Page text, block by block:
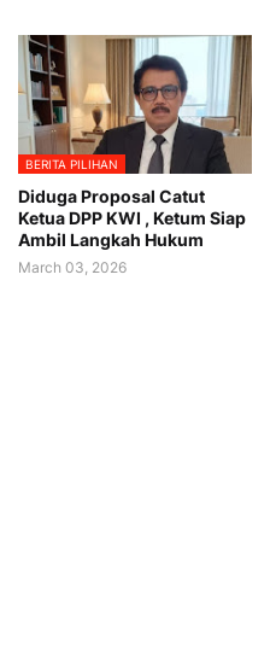
BERITA PILIHAN
Diduga Proposal Catut
Ketua DPP KWI , Ketum Siap
Ambil Langkah Hukum
March 03, 2026